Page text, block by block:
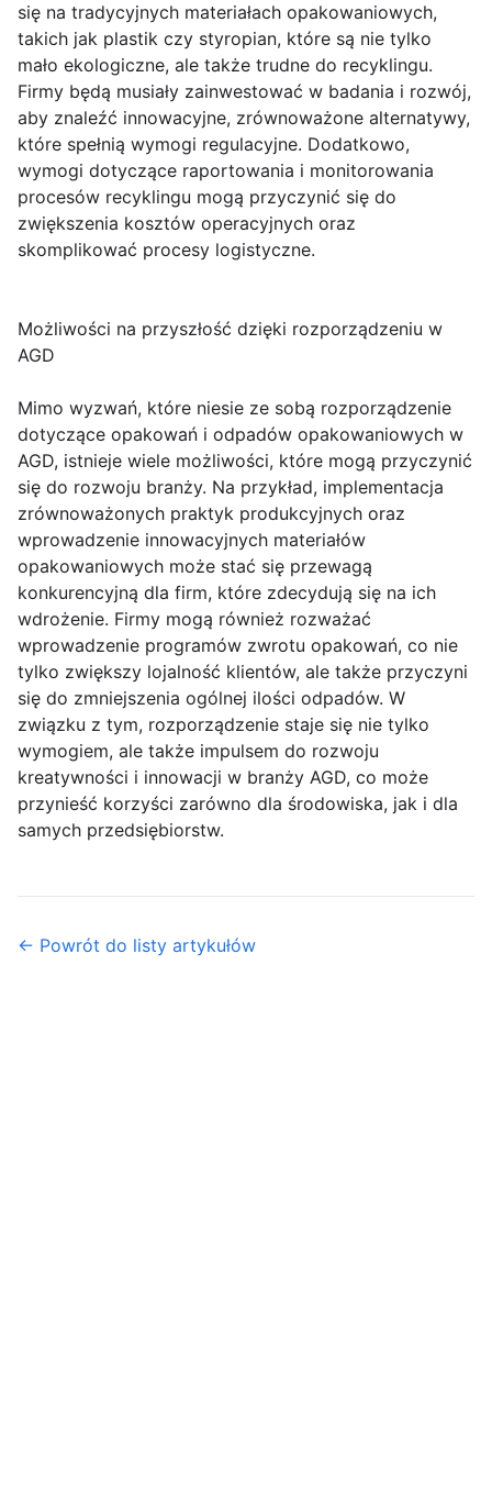
się na tradycyjnych materiałach opakowaniowych,
takich jak plastik czy styropian, które są nie tylko
mało ekologiczne, ale także trudne do recyklingu.
Firmy będą musiały zainwestować w badania i rozwój,
aby znaleźć innowacyjne, zrównoważone alternatywy,
które spełnią wymogi regulacyjne. Dodatkowo,
wymogi dotyczące raportowania i monitorowania
procesów recyklingu mogą przyczynić się do
zwiększenia kosztów operacyjnych oraz
skomplikować procesy logistyczne.
Możliwości na przyszłość dzięki rozporządzeniu w
AGD
Mimo wyzwań, które niesie ze sobą rozporządzenie
dotyczące opakowań i odpadów opakowaniowych w
AGD, istnieje wiele możliwości, które mogą przyczynić
się do rozwoju branży. Na przykład, implementacja
zrównoważonych praktyk produkcyjnych oraz
wprowadzenie innowacyjnych materiałów
opakowaniowych może stać się przewagą
konkurencyjną dla firm, które zdecydują się na ich
wdrożenie. Firmy mogą również rozważać
wprowadzenie programów zwrotu opakowań, co nie
tylko zwiększy lojalność klientów, ale także przyczyni
się do zmniejszenia ogólnej ilości odpadów. W
związku z tym, rozporządzenie staje się nie tylko
wymogiem, ale także impulsem do rozwoju
kreatywności i innowacji w branży AGD, co może
przynieść korzyści zarówno dla środowiska, jak i dla
samych przedsiębiorstw.
← Powrót do listy artykułów